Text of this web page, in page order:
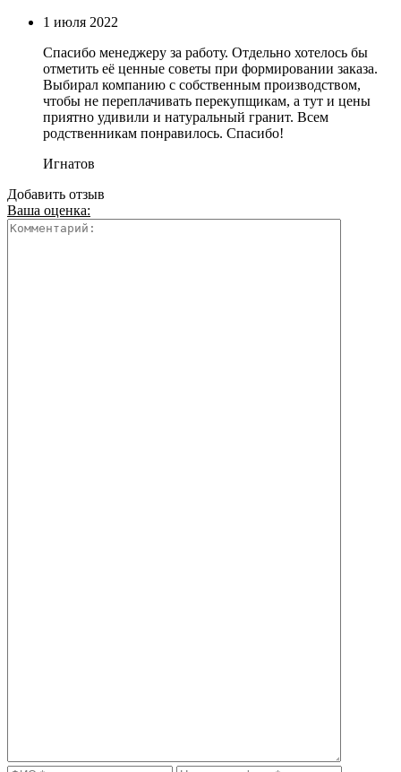
1 июля 2022
Спасибо менеджеру за работу. Отдельно хотелось бы
отметить её ценные советы при формировании заказа.
Выбирал компанию с собственным производством,
чтобы не переплачивать перекупщикам, а тут и цены
приятно удивили и натуральный гранит. Всем
родственникам понравилось. Спасибо!
Игнатов
Добавить отзыв
Ваша оценка: